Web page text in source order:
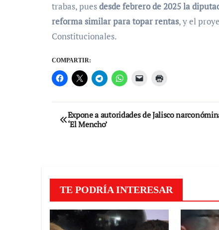
trabas, puesdesde febrero de 2025 la
reforma similar para topar rentas, y el
Constitucionales.
COMPARTIR:
Navegación
Expone a autoridades de Jalisco
‘El Mencho’
TE PODRÍA INTERESAR